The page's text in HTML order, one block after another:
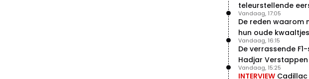
teleurstellende
De reden waarom
hun oude
Vandaag, 17:05
De verrassende
Hadjar
Vandaag, 16:15
INTERVIEW
Vandaag, 15:25